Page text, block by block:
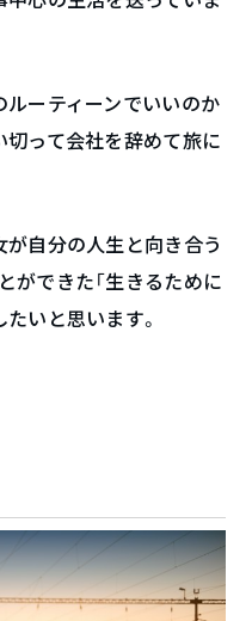
ルーティーンでいいのか
切って会社を辞めて旅に
が自分の人生と向き合う
ができた「生きるために
いと思います。